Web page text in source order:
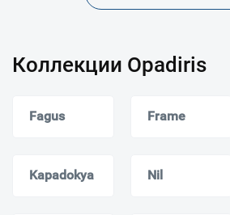
Коллекции Opadiris
Fagus Frame
Kapadokya Nil